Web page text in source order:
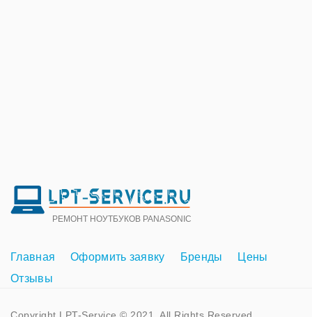
РЕМОНТ НОУТБУКОВ PANASONIC
Главная Оформить заявку Бренды
Цены
Отзывы